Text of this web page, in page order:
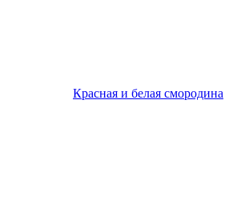
Красная и белая смородина